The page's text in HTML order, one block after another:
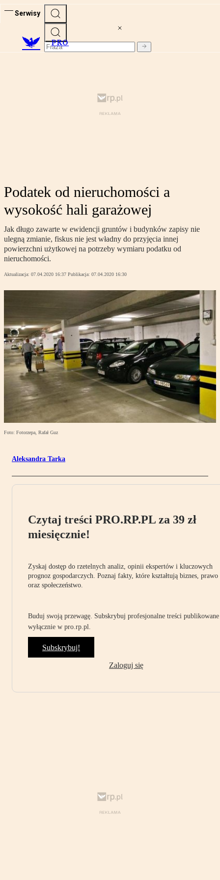
Serwisy
PRO
Podatek od nieruchomości a
wysokość hali garażowej
Jak długo zawarte w ewidencji gruntów i budynków zapisy nie
ulegną zmianie, fiskus nie jest władny do przyjęcia innej
powierzchni użytkowej na potrzeby wymiaru podatku od
nieruchomości.
Aktualizacja: 07.04.2020 16:37 Publikacja: 07.04.2020 16:30
Foto: Fotorzepa, Rafał Guz
Aleksandra Tarka
Czytaj treści PRO.RP.PL za 39 zł
miesięcznie!
Zyskaj dostęp do rzetelnych analiz, opinii ekspertów i kluczowych
prognoz gospodarczych. Poznaj fakty, które kształtują biznes, prawo
oraz społeczeństwo.
Buduj swoją przewagę. Subskrybuj profesjonalne treści publikowane
wyłącznie w pro.rp.pl.
Subskrybuj!
Zaloguj się